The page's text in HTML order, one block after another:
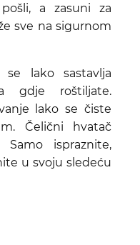
a zasuni za
sve na sigurnom
se lako sastavlja
gdje roštiljate.
lako se čiste
Čelični hvatač
ispraznite,
u svoju sledeću